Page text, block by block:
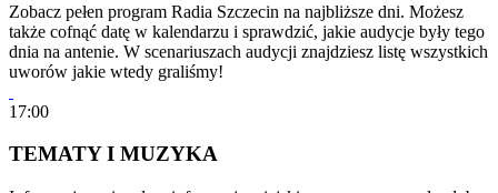
Zobacz pełen program Radia Szczecin na najbliższe dni. Możesz
także cofnąć datę w kalendarzu i sprawdzić, jakie audycje były tego
dnia na antenie. W scenariuszach audycji znajdziesz listę wszystkich
uworów jakie wtedy graliśmy!
17:00
TEMATY I MUZYKA